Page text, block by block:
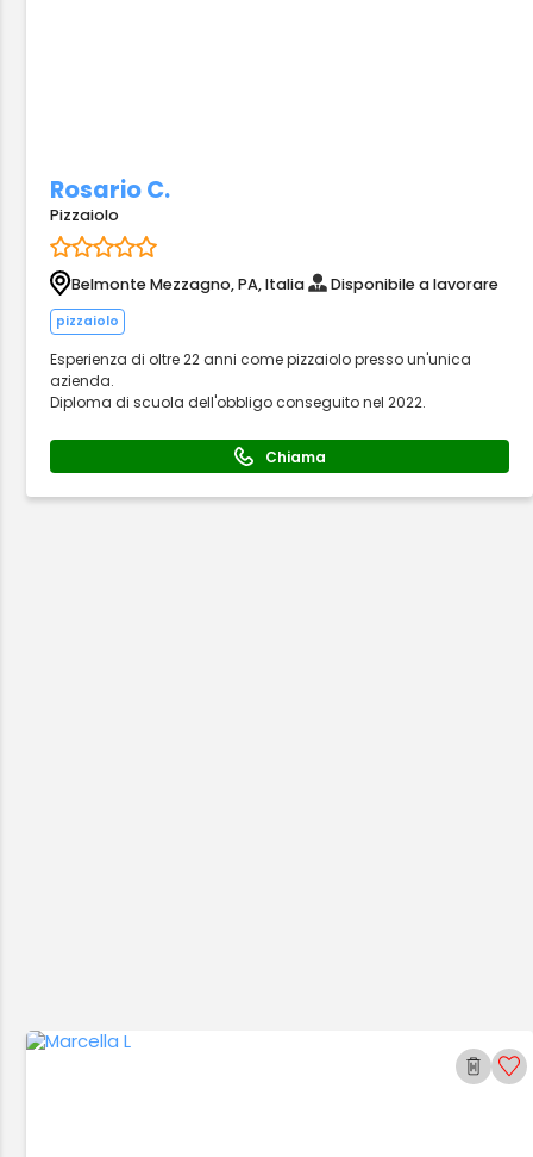
Rosario C.
Pizzaiolo
Belmonte Mezzagno, PA, Italia Disponibile a lavorare
pizzaiolo
Esperienza di oltre 22 anni come pizzaiolo presso un'unica
azienda.
Diploma di scuola dell'obbligo conseguito nel 2022.
Chiama